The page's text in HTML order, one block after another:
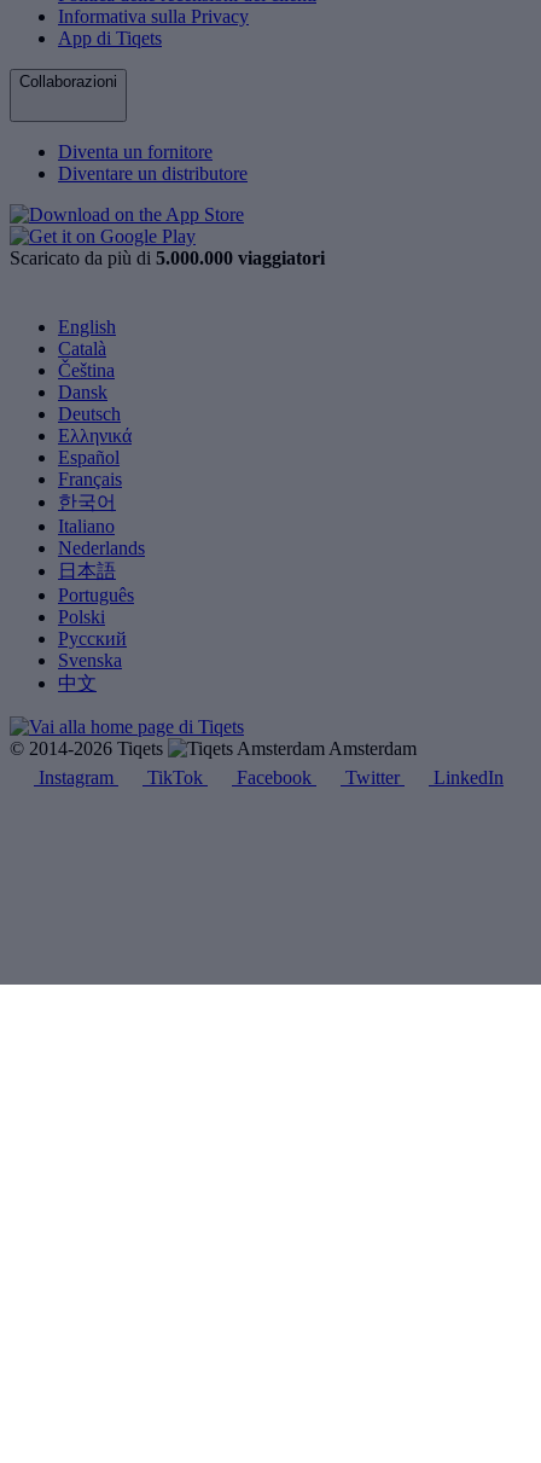
Informativa sulla Privacy
App di Tiqets
Collaborazioni
Diventa un fornitore
Diventare un distributore
Scaricato da più di 5.000.000 viaggiatori
English
Català
Čeština
Dansk
Deutsch
Ελληνικά
Español
Français
한국어
Italiano
Nederlands
日本語
Português
Polski
Русский
Svenska
中文
© 2014-2026 Tiqets
Amsterdam
Instagram
TikTok Facebook Twitter LinkedIn